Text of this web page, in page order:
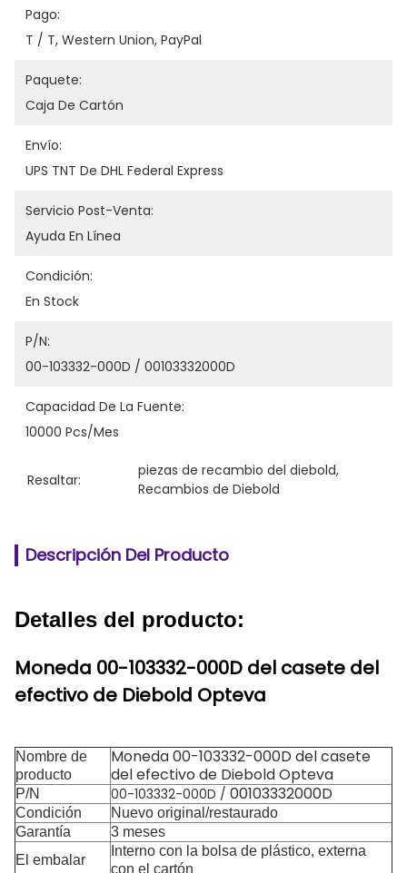
Pago:
T / T, Western Union, PayPal
Paquete:
Caja De Cartón
Envío:
UPS TNT De DHL Federal Express
Servicio Post-Venta:
Ayuda En Línea
Condición:
En Stock
P/N:
00-103332-000D / 00103332000D
Capacidad De La Fuente:
10000 Pcs/mes
Resaltar:
piezas de recambio del diebold,
Recambios de Diebold
Descripción Del Producto
Detalles del producto:
Moneda 00-103332-000D del casete del
efectivo de Diebold Opteva
Nombre de
producto
Moneda 00-103332-000D del casete
del efectivo de Diebold Opteva
P/N 00-103332-000D / 00103332000D
Condición
Nuevo original/restaurado
Garantía
3 meses
El embalar
Interno con la bolsa de plástico, externa
con el cartón